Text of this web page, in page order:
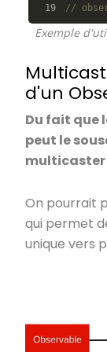
19
//
Exemple
d'un
Du fait que
peut le
multicaster
On pourrait
qui permet
unique vers